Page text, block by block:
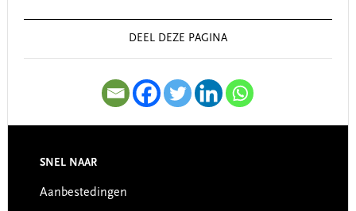
Sidebar
DEEL DEZE PAGINA
Footer
SNEL NAAR
Aanbestedingen